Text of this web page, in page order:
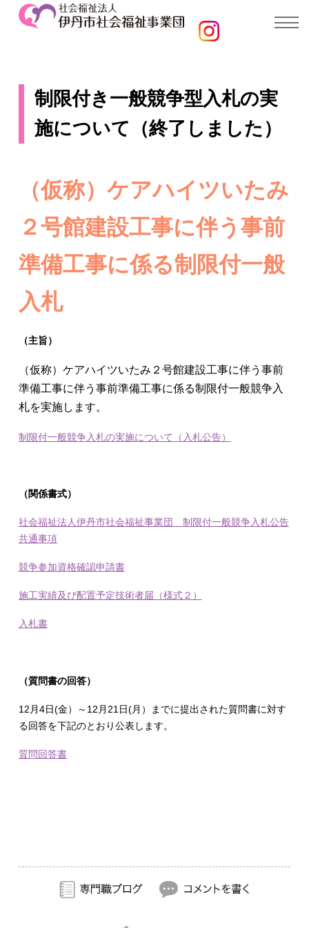
制限付き一般競争型入札の実
施について（終了しました）
（仮称）ケアハイツいたみ
２号館建設工事に伴う事前
準備工事に係る制限付一般
入札
（主旨）
（仮称）ケアハイツいたみ２号館建設工事に伴う事前
準備工事に伴う事前準備工事に係る制限付一般競争入
札を実施します。
制限付一般競争入札の実施について（入札公告）
（関係書式）
社会福祉法人伊丹市社会福祉事業団 制限付一般競争入札公告
共通事項
競争参加資格確認申請書
施工実績及び配置予定技術者届（様式２）
入札書
（質問書の回答）
12月4日(金）～12月21日(月）までに提出された質問書に対す
る回答を下記のとおり公表します。
質問回答書